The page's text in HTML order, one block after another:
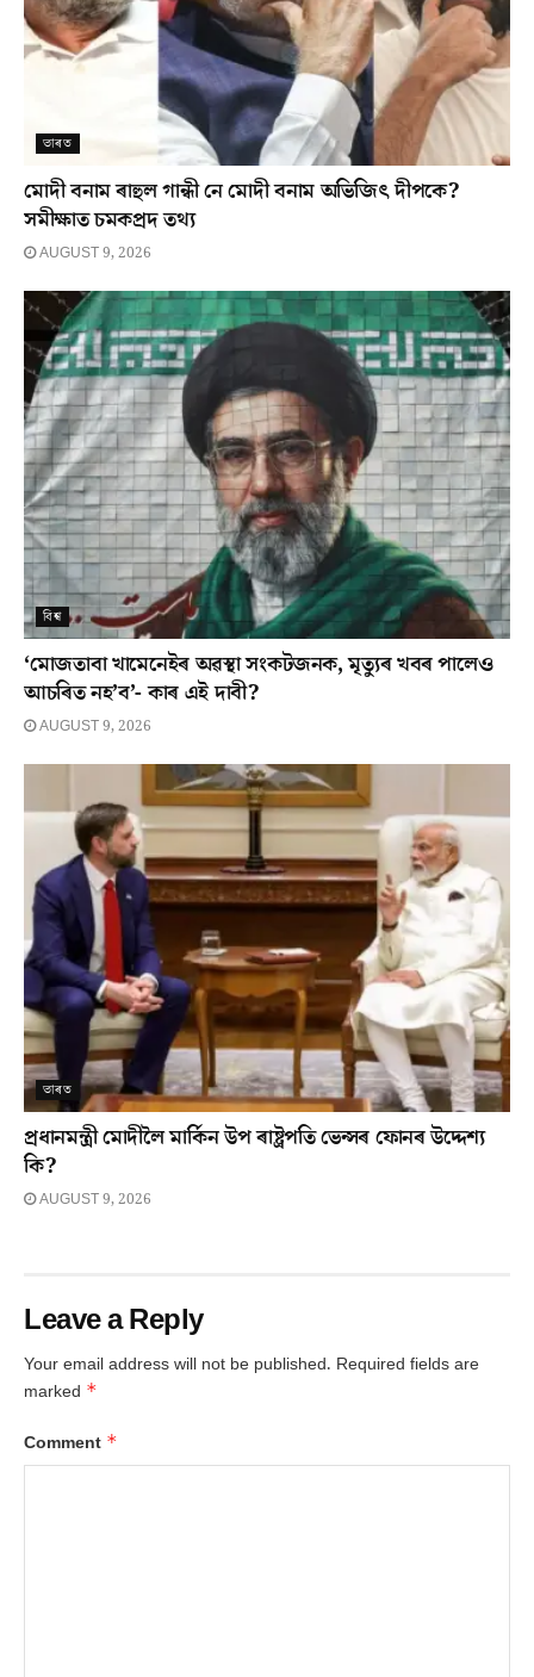
ভাৰত
মোদী বনাম ৰাহুল গান্ধী নে মোদী বনাম অভিজিৎ দীপকে?
সমীক্ষাত চমকপ্ৰদ তথ্য
AUGUST 9, 2026
বিশ্ব
‘মোজতাবা খামেনেইৰ অৱস্থা সংকটজনক, মৃত্যুৰ খবৰ পালেও
আচৰিত নহ’ব’- কাৰ এই দাবী?
AUGUST 9, 2026
ভাৰত
প্ৰধানমন্ত্ৰী মোদীলৈ মাৰ্কিন উপ ৰাষ্ট্ৰপতি ভেন্সৰ ফোনৰ উদ্দেশ্য
কি?
AUGUST 9, 2026
Leave a Reply
Your email address will not be published. Required fields are
marked *
Comment *